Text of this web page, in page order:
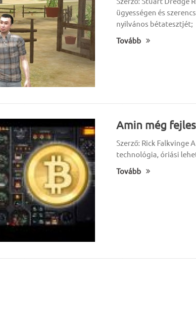
ügyességen és
nyilvános bétatesztjét;
Tovább
Amin még
Szerző: Rick Falkvinge
technológia, óriási
Tovább